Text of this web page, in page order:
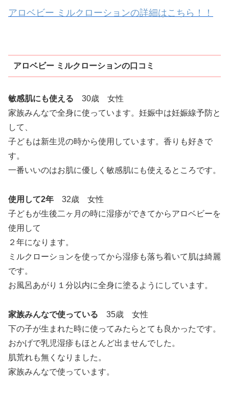
アロベビー ミルクローションの詳細はこちら！！
アロベビー ミルクローションの口コミ
敏感肌にも使える 30歳 女性
家族みんなで全身に使っています。妊娠中は妊娠線予防と
して、
子どもは新生児の時から使用しています。香りも好きで
す。
一番いいのはお肌に優しく敏感肌にも使えるところです。
使用して2年 32歳 女性
子どもが生後二ヶ月の時に湿疹ができてからアロベビーを
使用して
２年になります。
ミルクローションを使ってから湿疹も落ち着いて肌は綺麗
です。
お風呂あがり１分以内に全身に塗るようにしています。
家族みんなで使っている 35歳 女性
下の子が生まれた時に使ってみたらとても良かったです。
おかげで乳児湿疹もほとんど出ませんでした。
肌荒れも無くなりました。
家族みんなで使っています。